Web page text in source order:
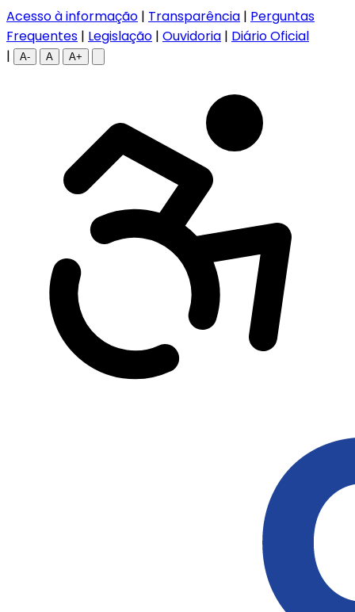
Acesso à informação | Transparência | Perguntas
Frequentes | Legislação | Ouvidoria | Diário Oficial
|
A- A A+